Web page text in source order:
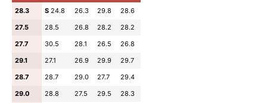
28.3 S 24.8 26.3 29.8
28.6
27.5
28.5 26.8 28.2
28.2
27.7
30.5 28.1 26.5
26.8
29.1
27.1 26.9 29.9
29.7
28.7
28.7 29.0 27.7
29.4
29.0
28.8 27.5 29.5
28.3